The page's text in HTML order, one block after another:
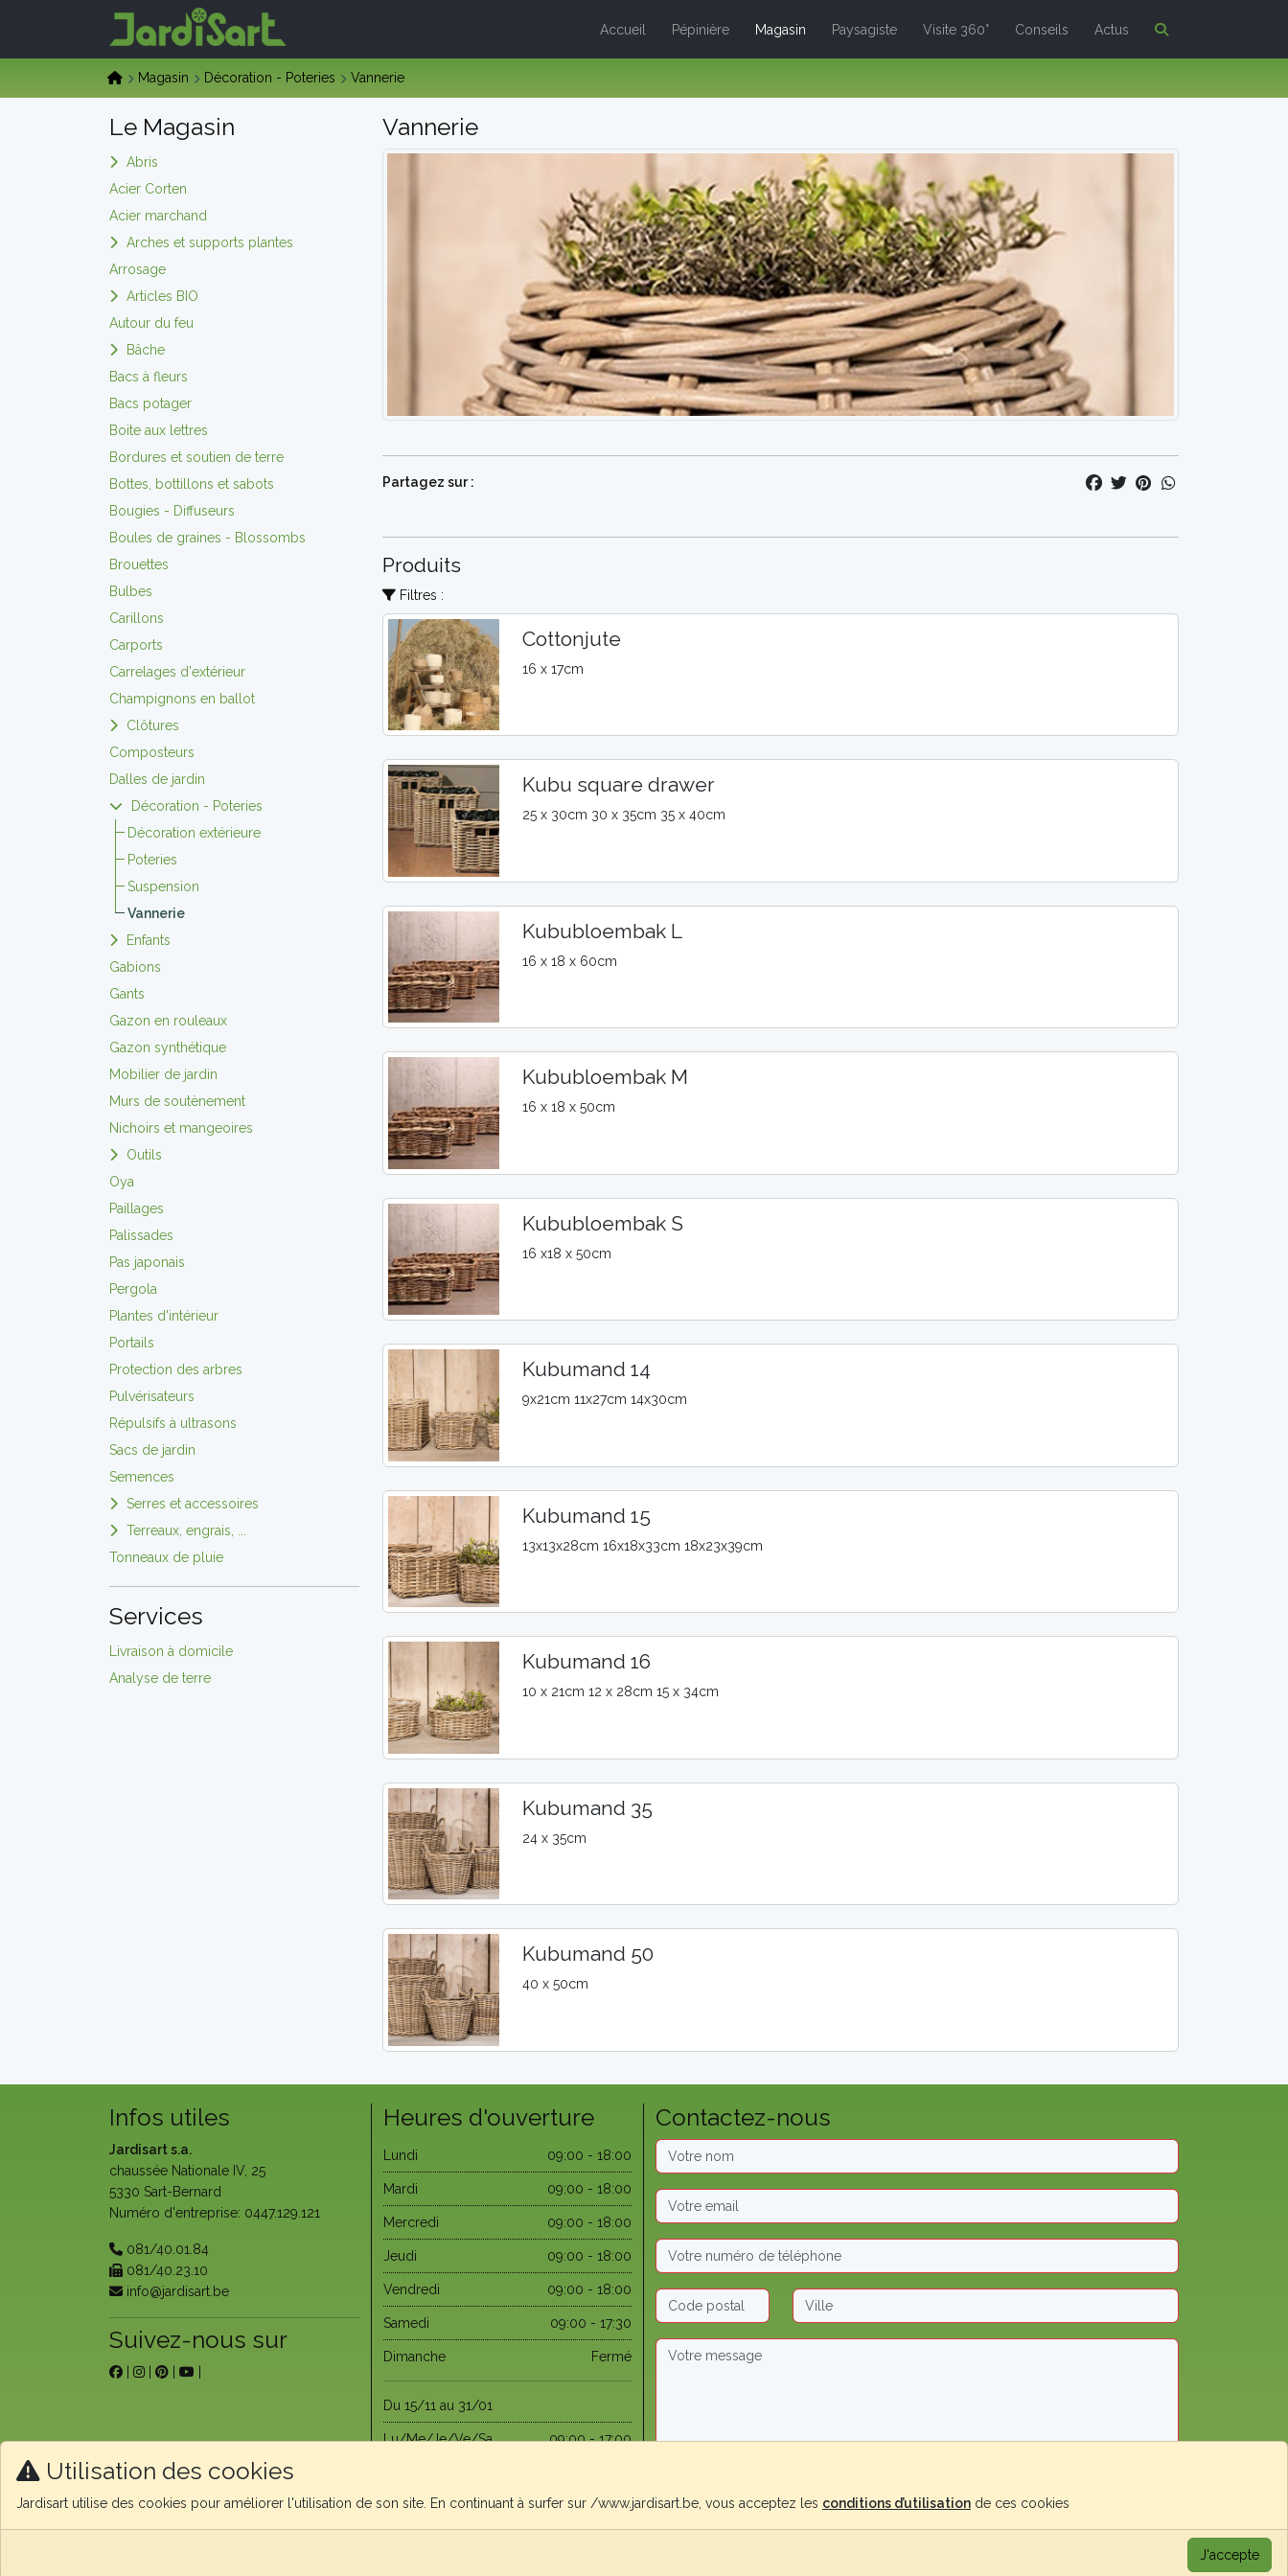
Accueil Pépinière Magasin Paysagiste Visite 360° Conseils Actus
Utilisation des cookies
Jardisart utilise des cookies pour améliorer l'utilisation de son site. En continuant à surfer sur /www.jardisart.be, vous acceptez les conditions d’utilisation de ces cookies
J'accepte
Magasin Décoration - Poteries Vannerie
Le Magasin
Abris
Acier Corten
Acier marchand
Arches et supports plantes
Arrosage
Articles BIO
Autour du feu
Bâche
Bacs à fleurs
Bacs potager
Boite aux lettres
Bordures et soutien de terre
Bottes, bottillons et sabots
Bougies - Diffuseurs
Boules de graines - Blossombs
Brouettes
Bulbes
Carillons
Carports
Carrelages d'extérieur
Champignons en ballot
Clôtures
Composteurs
Dalles de jardin
Décoration - Poteries
Décoration extérieure
Poteries
Suspension
Vannerie
Enfants
Gabions
Gants
Gazon en rouleaux
Gazon synthétique
Mobilier de jardin
Murs de soutènement
Nichoirs et mangeoires
Outils
Oya
Paillages
Palissades
Pas japonais
Pergola
Plantes d'intérieur
Portails
Protection des arbres
Pulvérisateurs
Répulsifs à ultrasons
Sacs de jardin
Semences
Serres et accessoires
Terreaux, engrais, ...
Tonneaux de pluie
Services
Livraison à domicile
Analyse de terre
Vannerie
Partagez sur :
Produits
Filtres :
Cottonjute
16 x 17cm
Kubu square drawer
25 x 30cm 30 x 35cm 35 x 40cm
Kububloembak L
16 x 18 x 60cm
Kububloembak M
16 x 18 x 50cm
Kububloembak S
16 x18 x 50cm
Kubumand 14
9x21cm 11x27cm 14x30cm
Kubumand 15
13x13x28cm 16x18x33cm 18x23x39cm
Kubumand 16
10 x 21cm 12 x 28cm 15 x 34cm
Kubumand 35
24 x 35cm
Kubumand 50
40 x 50cm
Infos utiles
Jardisart s.a.
chaussée Nationale IV, 25
5330 Sart-Bernard
Numéro d'entreprise: 0447.129.121
081/40.01.84
081/40.23.10
info@jardisart.be
Suivez-nous sur
| | | |
Heures d'ouverture
Lundi 09:00 - 18:00
Mardi 09:00 - 18:00
Mercredi 09:00 - 18:00
Jeudi 09:00 - 18:00
Vendredi 09:00 - 18:00
Samedi 09:00 - 17:30
Dimanche Fermé
Du 15/11 au 31/01
Lu/Me/Je/Ve/Sa 09:00 - 17:00
Contactez-nous